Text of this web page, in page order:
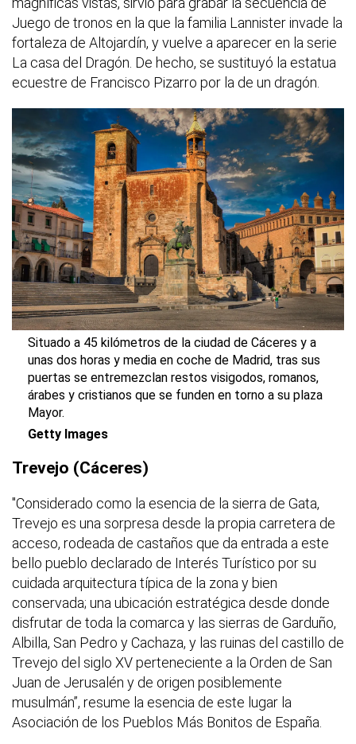
Juego de tronos en la que la familia Lannister invade la
fortaleza de Altojardín, y vuelve a aparecer en la serie
La casa del Dragón. De hecho, se sustituyó la estatua
ecuestre de Francisco Pizarro por la de un dragón.
Situado a 45 kilómetros de la ciudad de Cáceres y a
unas dos horas y media en coche de Madrid, tras sus
puertas se entremezclan restos visigodos, romanos,
árabes y cristianos que se funden en torno a su plaza
Mayor.
Getty Images
Trevejo (Cáceres)
"Considerado como la esencia de la sierra de Gata,
Trevejo es una sorpresa desde la propia carretera de
acceso, rodeada de castaños que da entrada a este
bello pueblo declarado de Interés Turístico por su
cuidada arquitectura típica de la zona y bien
conservada; una ubicación estratégica desde donde
disfrutar de toda la comarca y las sierras de Garduño,
Albilla, San Pedro y Cachaza, y las ruinas del castillo de
Trevejo del siglo XV perteneciente a la Orden de San
Juan de Jerusalén y de origen posiblemente
musulmán”, resume la esencia de este lugar la
Asociación de los Pueblos Más Bonitos de España.